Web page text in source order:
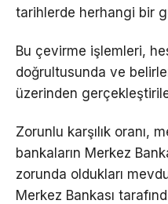
tarihlerde herhangi bir
Bu çevirme işlemleri,
doğrultusunda ve
üzerinden
Zorunlu karşılık oranı,
bankaların Merkez
zorunda oldukları
Merkez Bankası